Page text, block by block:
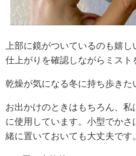
上部に鏡がついているのも嬉
仕上がりを確認しながらミスト
乾燥が気になる冬に持ち歩きた
お出かけのときはもちろん、
に使用しています。小型でか
緒に置いておいても大丈夫です。